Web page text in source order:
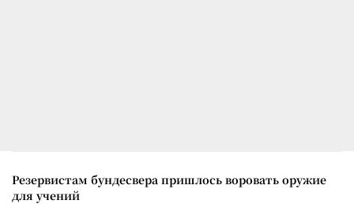
Резервистам бундесвера пришлось воровать оружие
для учений